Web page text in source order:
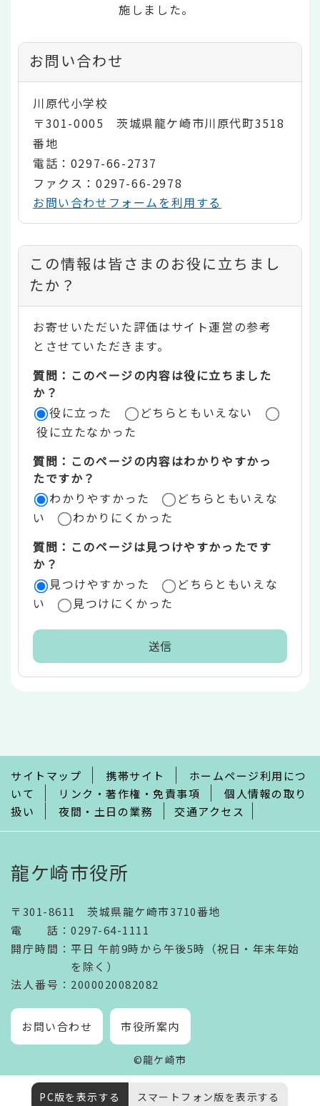
施しました。
お問い合わせ
川原代小学校
〒301-0005 茨城県龍ケ崎市川原代町3518
番地
電話：0297-66-2737
ファクス：0297-66-2978
お問い合わせフォームを利用する
コ
ン
テ
ン
ツ
評
価
リ
ア
この情報は皆さまのお役に立ちまし
たか？
お寄せいただいた評価はサイト運営の参考
とさせていただきます。
質問：このページの内容は役に立ちました
か？
役に立った
どちらともいえない
役に立たなかった
質問：このページの内容はわかりやすかっ
たですか？
わかりやすかった
どちらともいえな
い
わかりにくかった
質問：このページは見つけやすかったです
か？
見つけやすかった
どちらともいえな
い
見つけにくかった
で
サイトマップ 携帯サイト
ホームページ利用につ
いて
リンク・著作権・免責事項
個人情報の取り
扱い
夜間・土日の業務 交通アクセス
龍ケ崎市役所
〒301-8611 茨城県龍ケ崎市3710番地
電話 ： 0297-64-1111
開庁時間 ： 平日 午前9時から午後5時（祝日・年末年始
を除く）
法人番号 ：2000020082082
お問い合わせ 市役所案内
©龍ケ崎市
PC版を表示する スマートフォン版を表示する